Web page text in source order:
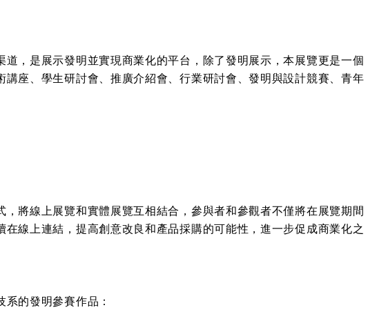
，是展示發明並實現商業化的平台，除了發明展示，本展覽更是一個
座、學生研討會、推廣介紹會、行業研討會、發明與設計競賽、青年
將線上展覽和實體展覽互相結合，參與者和參觀者不僅將在展覽期間
線上連結，提高創意改良和產品採購的可能性，進一步促成商業化之
的發明參賽作品：